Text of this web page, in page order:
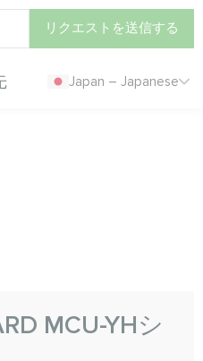
リクエストを送信する
Japan – Japanese
MCU-YHシ